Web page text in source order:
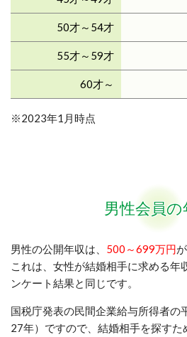
50才～54才
55才～59才
60才～
※2023年1月時点
男性会員の
男性の公開年収は、 500～699万円
これは、女性が結婚相手に求める年
ンケート結果と同じです。
国税庁発表の民間企業給与所得者の
27年）ですので、結婚相手を探すた